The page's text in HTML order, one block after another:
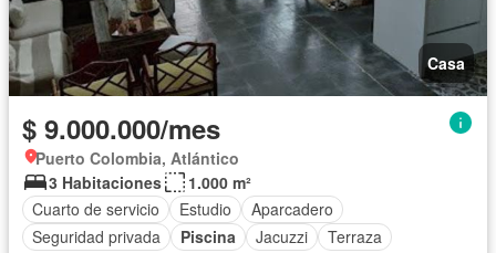
Casa
$ 9.000.000/mes
Puerto Colombia, Atlántico
3 Habitaciones
1.000 m²
Cuarto de servicio
Estudio
Aparcadero
Seguridad privada
Piscina Jacuzzi Terraza